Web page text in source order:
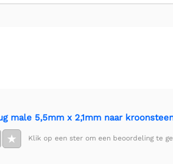
male 5,5mm x 2,1mm naar
★ Klik op een ster om een beoordeling te